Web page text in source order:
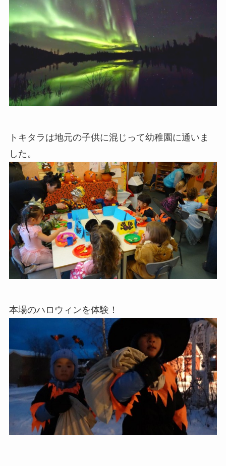
トキタラは地元の子供に混じって幼稚園に通いま
した。
本場のハロウィンを体験！